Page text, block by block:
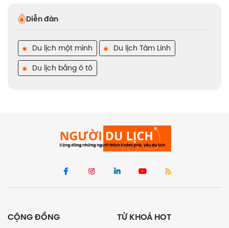
Diễn đàn
Du lịch một mình
Du lịch Tâm Linh
Du lịch bằng ô tô
CỘNG ĐỒNG TỪ KHOÁ HOT